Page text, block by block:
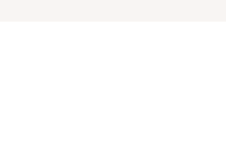
jsou nadšení !!